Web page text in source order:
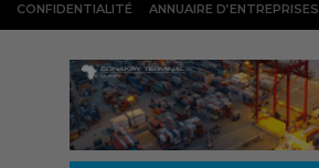
CONFIDENTIALITÉ ANNUAIRE D’ENTREPRISES